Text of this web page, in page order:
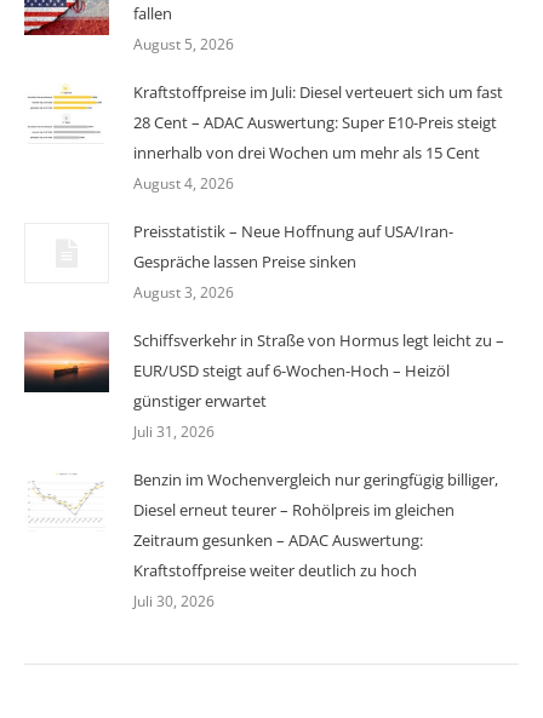
fallen
August 5, 2026
Kraftstoffpreise im Juli: Diesel verteuert sich um fast
28 Cent – ADAC Auswertung: Super E10-Preis steigt
innerhalb von drei Wochen um mehr als 15 Cent
August 4, 2026
Preisstatistik – Neue Hoffnung auf USA/Iran-
Gespräche lassen Preise sinken
August 3, 2026
Schiffsverkehr in Straße von Hormus legt leicht zu –
EUR/USD steigt auf 6-Wochen-Hoch – Heizöl
günstiger erwartet
Juli 31, 2026
Benzin im Wochenvergleich nur geringfügig billiger,
Diesel erneut teurer – Rohölpreis im gleichen
Zeitraum gesunken – ADAC Auswertung:
Kraftstoffpreise weiter deutlich zu hoch
Juli 30, 2026